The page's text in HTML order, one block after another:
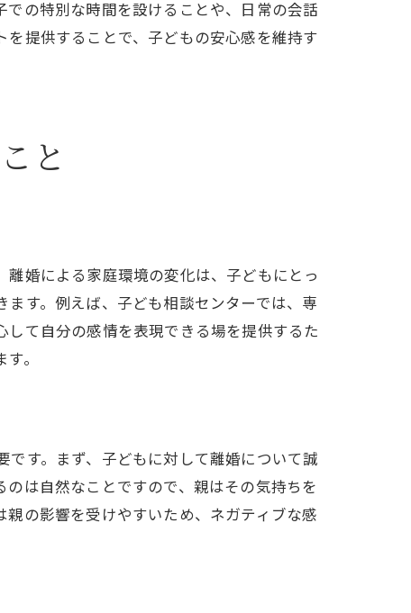
の特別な時間を設けることや、日常の会話
提供することで、子どもの安心感を維持す
と
婚による家庭環境の変化は、子どもにとっ
す。例えば、子ども相談センターでは、専
て自分の感情を表現できる場を提供するた
。
す。まず、子どもに対して離婚について誠
は自然なことですので、親はその気持ちを
の影響を受けやすいため、ネガティブな感